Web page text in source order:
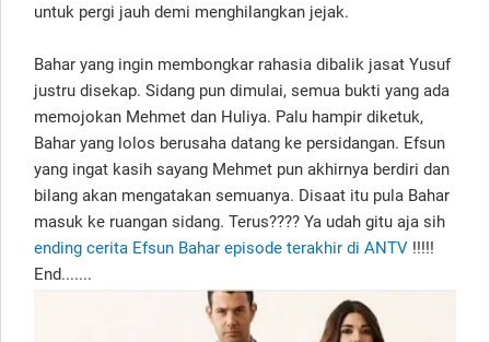
untuk pergi jauh demi menghilangkan jejak.
Bahar yang ingin membongkar rahasia dibalik jasat Yusuf
justru disekap. Sidang pun dimulai, semua bukti yang ada
memojokan Mehmet dan Huliya. Palu hampir diketuk,
Bahar yang lolos berusaha datang ke persidangan. Efsun
yang ingat kasih sayang Mehmet pun akhirnya berdiri dan
bilang akan mengatakan semuanya. Disaat itu pula Bahar
masuk ke ruangan sidang. Terus???? Ya udah gitu aja sih
ending cerita Efsun Bahar episode terakhir di ANTV !!!!!
End.......